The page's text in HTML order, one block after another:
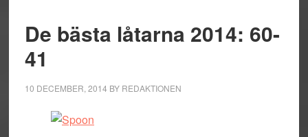
De bästa låtarna 2014: 60-
41
10 DECEMBER, 2014 BY REDAKTIONEN